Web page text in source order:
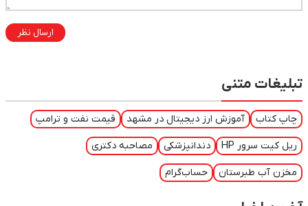
ارسال نظر
تبلیغات متنی
چاپ کتاب آموزش ارز دیجیتال در مشهد قیمت نفت و ترامپ
ریل کیت سرور HP دندانپزشکی مصاحبه دکتری
مخزن آب طبرستان حساب‌گرام